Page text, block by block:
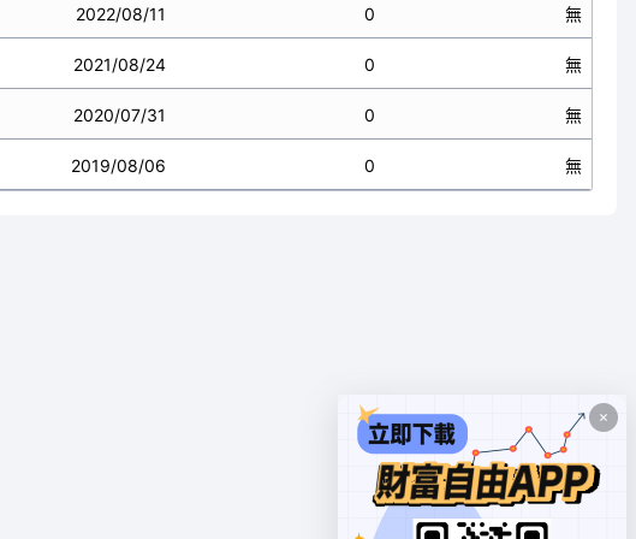
2022/08/11 0 無
2021/08/24 0 無
2020/07/31 0 無
2019/08/06 0 無